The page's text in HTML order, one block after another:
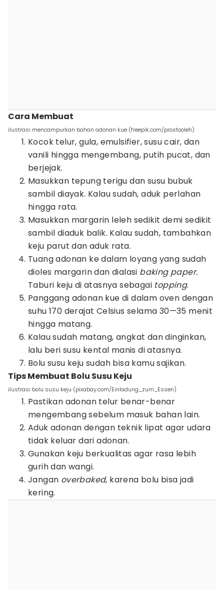
Cara Membuat
ilustrasi mencampurkan bahan adonan kue (freepik.com/prostooleh)
Kocok telur, gula, emulsifier, susu cair, dan
vanili hingga mengembang, putih pucat, dan
berjejak.
Masukkan tepung terigu dan susu bubuk
sambil diayak. Kalau sudah, aduk perlahan
hingga rata.
Masukkan margarin leleh sedikit demi sedikit
sambil diaduk balik. Kalau sudah, tambahkan
keju parut dan aduk rata.
Tuang adonan ke dalam loyang yang sudah
dioles margarin dan dialasi baking paper.
Taburi keju di atasnya sebagai topping.
Panggang adonan kue di dalam oven dengan
suhu 170 derajat Celsius selama 30—35 menit
hingga matang.
Kalau sudah matang, angkat dan dinginkan,
lalu beri susu kental manis di atasnya.
Bolu susu keju sudah bisa kamu sajikan.
Tips Membuat Bolu Susu Keju
ilustrasi bolu susu keju (pixabay.com/Einladung_zum_Essen)
Pastikan adonan telur benar-benar
mengembang sebelum masuk bahan lain.
Aduk adonan dengan teknik lipat agar udara
tidak keluar dari adonan.
Gunakan keju berkualitas agar rasa lebih
gurih dan wangi.
Jangan overbaked, karena bolu bisa jadi
kering.